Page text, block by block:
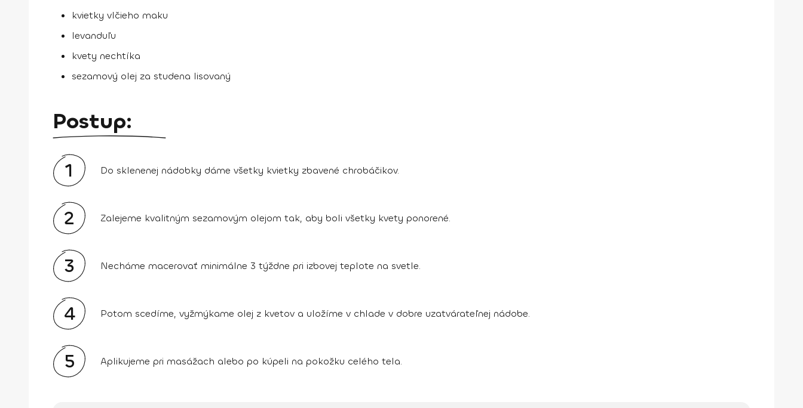
kvietky vlčieho maku
levanduľu
kvety nechtíka
sezamový olej za studena lisovaný
Postup:
1 Do sklenenej nádobky dáme všetky kvietky zbavené chrobáčikov.
2 Zalejeme kvalitným sezamovým olejom tak, aby boli všetky kvety ponorené.
3 Necháme macerovať minimálne 3 týždne pri izbovej teplote na svetle.
4 Potom scedíme, vyžmýkame olej z kvetov a uložíme v chlade v dobre uzatvárateľnej nádobe.
5 Aplikujeme pri masážach alebo po kúpeli na pokožku celého tela.